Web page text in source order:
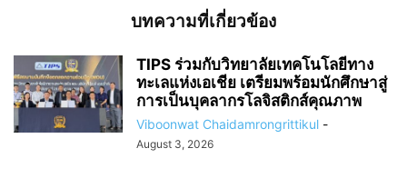
บทความที่เกี่ยวข้อง
TIPS ร่วมกับวิทยาลัยเทคโนโลยีทาง
ทะเลแห่งเอเชีย เตรียมพร้อมนักศึกษาสู่
การเป็นบุคลากรโลจิสติกส์คุณภาพ
Viboonwat Chaidamrongrittikul -
August 3, 2026